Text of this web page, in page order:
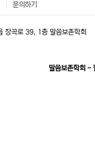
문의하기
장곡로 39, 1층 말씀보존학회
말씀보존학회 -